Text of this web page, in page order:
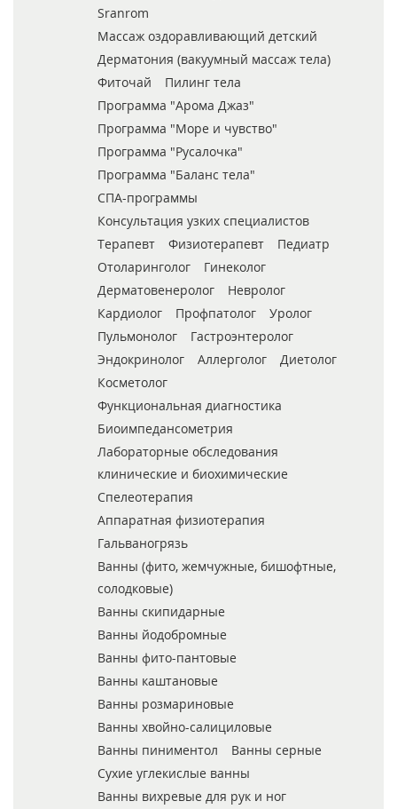
Sranrom
Массаж оздоравливающий детский
Дерматония (вакуумный массаж тела)
Фиточай
Пилинг тела
Программа "Арома Джаз"
Программа "Море и чувство"
Программа "Русалочка"
Программа "Баланс тела"
СПА-программы
Консультация узких специалистов
Терапевт
Физиотерапевт
Педиатр
Отоларинголог
Гинеколог
Дерматовенеролог
Невролог
Кардиолог
Профпатолог
Уролог
Пульмонолог
Гастроэнтеролог
Эндокринолог
Аллерголог
Диетолог
Косметолог
Функциональная диагностика
Биоимпедансометрия
Лабораторные обследования
клинические и биохимические
Спелеотерапия
Аппаратная физиотерапия
Гальваногрязь
Ванны (фито, жемчужные, бишофтные,
солодковые)
Ванны скипидарные
Ванны йодобромные
Ванны фито-пантовые
Ванны каштановые
Ванны розмариновые
Ванны хвойно-салициловые
Ванны пиниментол
Ванны серные
Сухие углекислые ванны
Ванны вихревые для рук и ног